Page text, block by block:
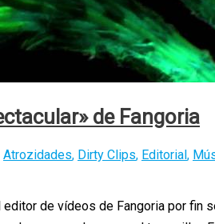
de Fangoria
Atrozidades, Dirty Clips, Editorial,
de vídeos de Fangoria por fin